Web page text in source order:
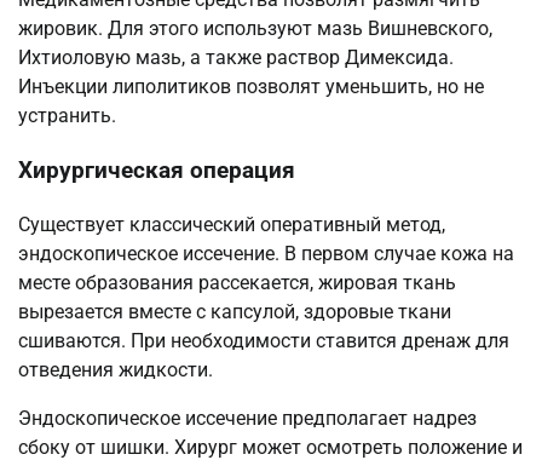
жировик. Для этого используют мазь Вишневского,
Ихтиоловую мазь, а также раствор Димексида.
Инъекции липолитиков позволят уменьшить, но не
устранить.
Хирургическая операция
Существует классический оперативный метод,
эндоскопическое иссечение. В первом случае кожа на
месте образования рассекается, жировая ткань
вырезается вместе с капсулой, здоровые ткани
сшиваются. При необходимости ставится дренаж для
отведения жидкости.
Эндоскопическое иссечение предполагает надрез
сбоку от шишки. Хирург может осмотреть положение и